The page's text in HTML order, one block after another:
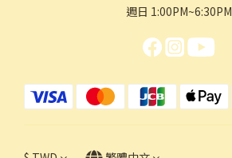
週日 1:00PM~6:30PM